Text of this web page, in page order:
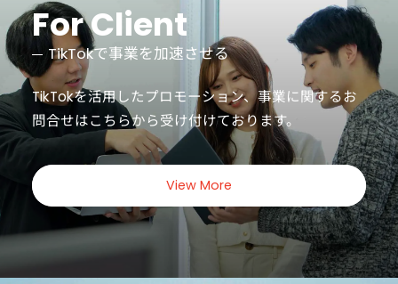
For Client
TikTokで事業を加速させる
TikTokを活用したプロモーション、事業に関するお
問合せはこちらから受け付けております。
View More